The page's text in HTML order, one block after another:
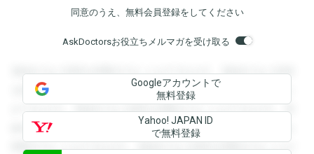
同意のうえ、無料会員登録をしてください
AskDoctorsお役立ちメルマガを受け取る
登録すると回答を閲覧することができます。登録すると回答
を閲覧することができます。登録すると回答を閲覧すること
ができます。登録すると回答を閲覧することができます。登
録すると回答を閲覧することができます。登録すると回答を
閲覧することができます。登録すると回答を閲覧することが
Googleアカウントで
無料登録
Yahoo! JAPAN ID
で無料登録